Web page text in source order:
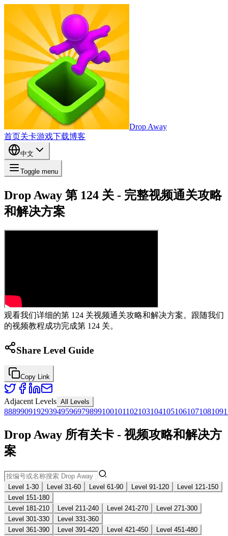
Drop Away
首页关卡游戏下载博客
中文
Toggle menu
Drop Away 第 124 关 - 完整视频通关攻略
和解决方案
观看我们详细的第 124 关视频通关攻略和解决方案。跟随我们
的视频教程成功完成第 124 关。
Share Level Guide
Copy Link
Adjacent Levels All Levels
888990919293949596979899100101102103104105106107108109
Drop Away 所有关卡 - 视频攻略和解决方
案
Level 1-30 Level 31-60 Level 61-90 Level 91-120
Level 121-150
Level 151-180
Level 181-210
Level 211-240 Level 241-270
Level 271-300
Level 301-330
Level 331-360
Level 361-390
Level 391-420 Level 421-450
Level 451-480